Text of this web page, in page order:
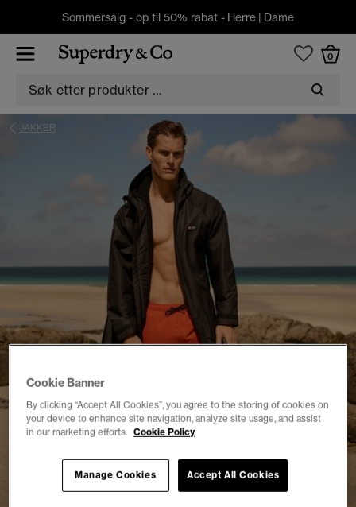
Sommersalg - op til 50% rabat - Herre | Dame
0
JAKKER
1 2 3 4 5 6 7 8
Cookie Banner
By clicking “Accept All Cookies”, you agree to the storing of cookies on
your device to enhance site navigation, analyze site usage, and assist
in our marketing efforts. Cookie Policy
Accept All Cookies
Manage Cookies